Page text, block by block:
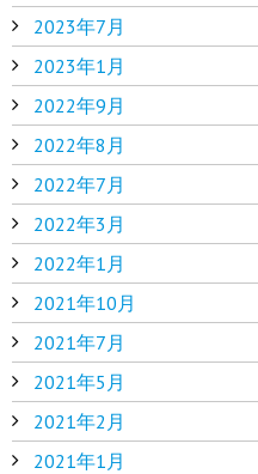
2023年7月
2023年1月
2022年9月
2022年8月
2022年7月
2022年3月
2022年1月
2021年10月
2021年7月
2021年5月
2021年2月
2021年1月